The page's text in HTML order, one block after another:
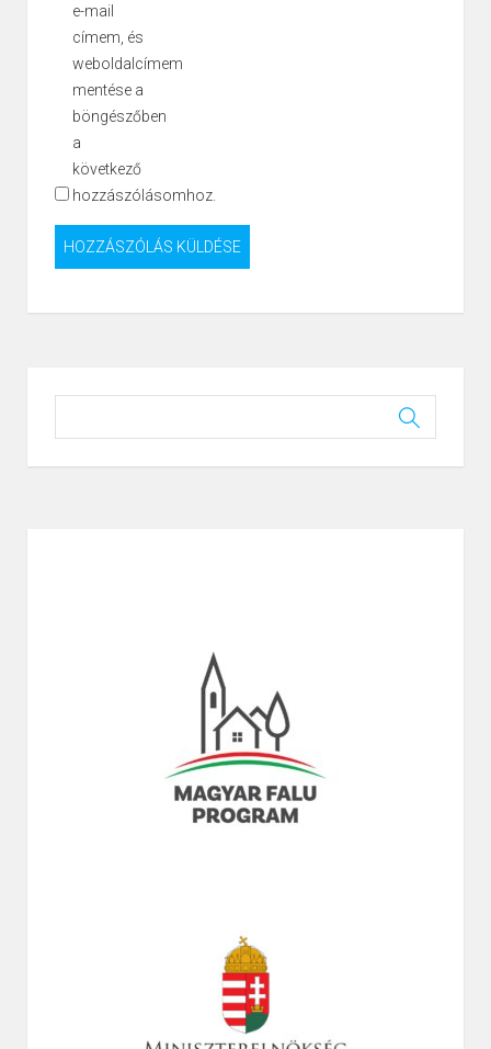
e-mail
címem, és
weboldalcímem
mentése a
böngészőben
a
következő
hozzászólásomhoz.